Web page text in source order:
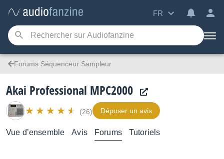
FR
Forums Séquenceur Sampleur
Akai Professional MPC2000
(26) Déposer un avis
Vue d’ensemble Avis Forums Tutoriels